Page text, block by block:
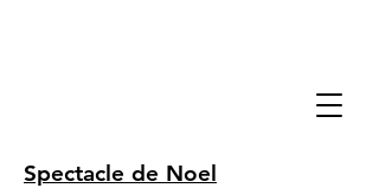
Spectacle de Noel